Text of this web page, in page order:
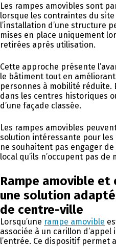
Les rampes amovibles sont
lorsque les contraintes du
l’installation d’une structure
mises en place uniquement
retirées après utilisation.
Cette approche présente
le bâtiment tout en
personnes à mobilité
dans les centres historiques
d’une façade classée.
Les rampes amovibles
solution intéressante pour
ne souhaitent pas engager
local qu’ils n’occupent pas
Rampe amovible et
une solution
de centre-ville
Lorsqu’une rampe amovible
associée à un carillon
l’entrée. Ce dispositif permet